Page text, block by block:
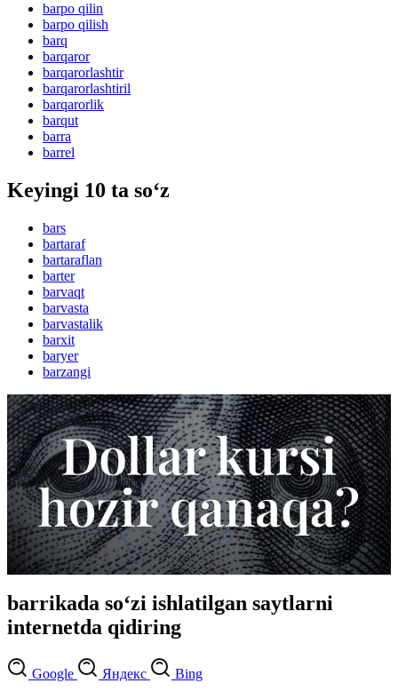
barpo qilin
barpo qilish
barq
barqaror
barqarorlashtir
barqarorlashtiril
barqarorlik
barqut
barra
barrel
Keyingi 10 ta so‘z
bars
bartaraf
bartaraflan
barter
barvaqt
barvasta
barvastalik
barxit
baryer
barzangi
barrikada so‘zi ishlatilgan saytlarni
internetda qidiring
Google Яндекс Bing